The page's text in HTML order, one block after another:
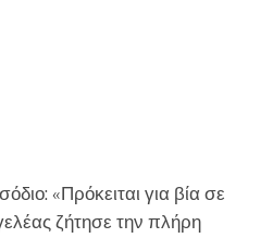
«Πρόκειται για βία σε
ζήτησε την πλήρη